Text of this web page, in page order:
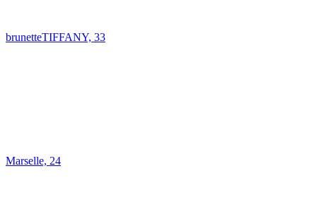
brunetteTIFFANY, 33
Marselle, 24